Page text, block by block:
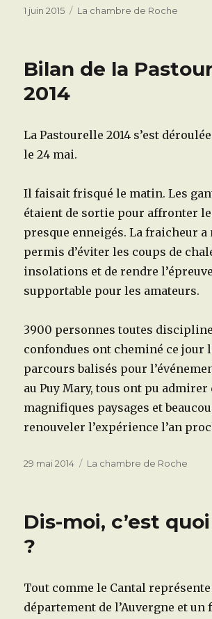
Publié
1 juin 2015 Catégories
La chambre de Roche
Bilan de la
2014
La Pastourelle 2014 s’est
le 24 mai.
Il faisait frisqué le matin. Les
étaient de sortie pour affronter
presque enneigés. La fraicheur a
permis d’éviter les coups de
insolations et de rendre
supportable pour les amateurs.
3900 personnes toutes
confondues ont cheminé ce jour
parcours balisés pour
au Puy Mary, tous ont pu admirer
magnifiques paysages et
renouveler l’expérience l’an
Publié
29 mai 2014 Catégories
La chambre de Roche
Dis-moi, c’est
?
Tout comme le Cantal
département de l’Auvergne et un